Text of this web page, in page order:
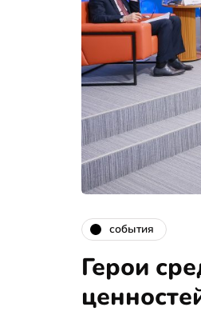
события
Герои